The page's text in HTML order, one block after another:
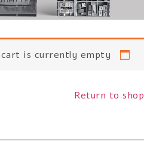
is currently empty.
Return to shop